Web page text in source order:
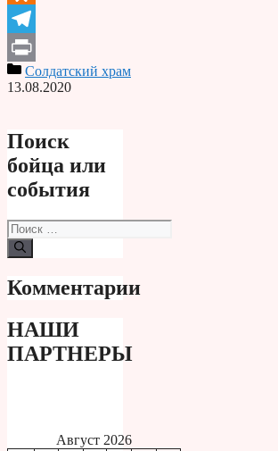
Odnoklassniki
Telegram
PrintСолдатский храм
13.08.2020
Поиск
бойца или
события
Поиск:
Комментарии
НАШИ
ПАРТНЕРЫ
Август 2026